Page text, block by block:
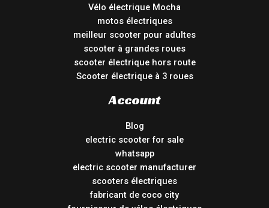
Vélo électrique Mocha
motos électriques
meilleur scooter pour adultes
scooter à grandes roues
scooter électrique hors route
Scooter électrique à 3 roues
Account
Blog
electric scooter for sale
whatsapp
electric scooter manufacturer
scooters électriques
fabricant de coco city